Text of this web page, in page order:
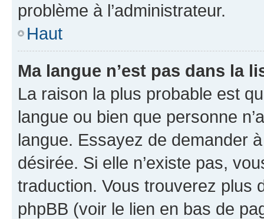
problème à l’administrateur.
Haut
Ma langue n’est pas dans la
La raison la plus probable est
langue ou bien que personne
langue. Essayez de demander
désirée. Si elle n’existe pas,
traduction. Vous trouverez plus
phpBB (voir le lien en bas de